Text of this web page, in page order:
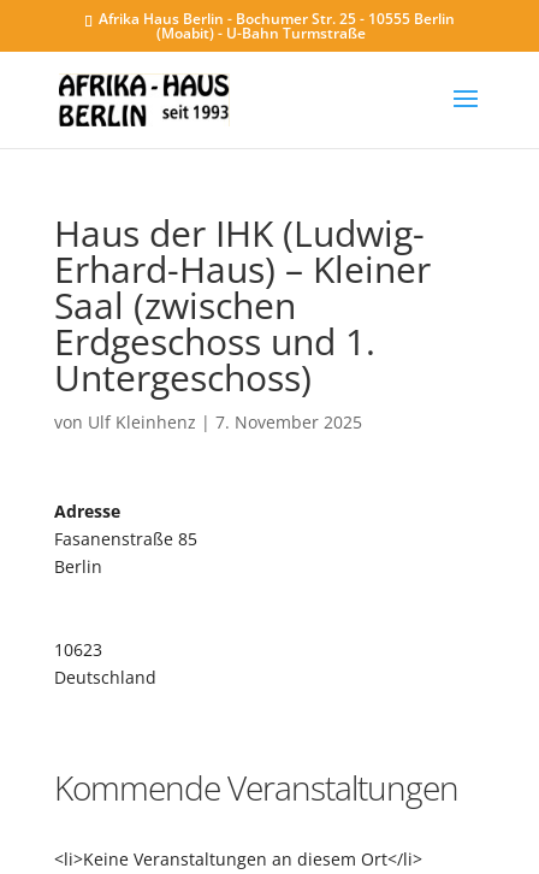
Afrika Haus Berlin - Bochumer Str. 25 - 10555 Berlin
(Moabit) - U-Bahn Turmstraße
Haus der IHK (Ludwig-
Erhard-Haus) – Kleiner
Saal (zwischen
Erdgeschoss und 1.
Untergeschoss)
von Ulf Kleinhenz | 7. November 2025
Adresse
Fasanenstraße 85
Berlin
10623
Deutschland
Kommende Veranstaltungen
<li>Keine Veranstaltungen an diesem Ort</li>